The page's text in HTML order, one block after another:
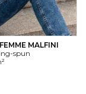
MALFINI
spun